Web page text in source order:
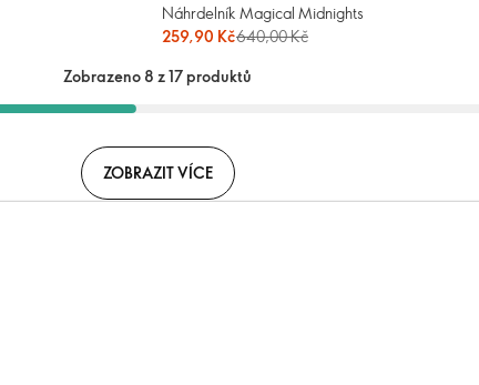
Náhrdelník Magical Midnights
259,90 Kč640,00 Kč
Zobrazeno 8 z 17 produktů
ZOBRAZIT VÍCE